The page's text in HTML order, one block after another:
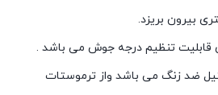
بیرون بریزد.
قابلیت تنظیم درجه جوش می باشد .
ضد زنگ می باشد واز ترموستات